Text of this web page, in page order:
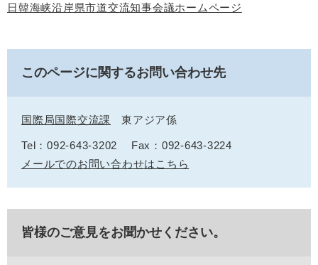
日韓海峡沿岸県市道交流知事会議ホームページ
このページに関するお問い合わせ先
国際局国際交流課 東アジア係
Tel：092‐643‐3202
Fax：092-643-3224
メールでのお問い合わせはこちら
皆様のご意見をお聞かせください。